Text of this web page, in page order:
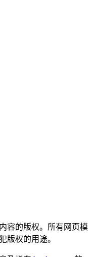
容的版权。所有网页模
版权的用途。